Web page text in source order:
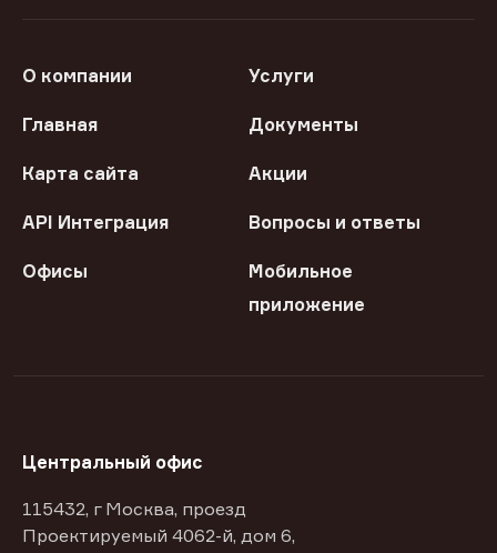
О компании Услуги
Главная Документы
Карта сайта Акции
API Интеграция Вопросы и ответы
Офисы
Мобильное
приложение
Центральный офис
115432, г Москва, проезд
Проектируемый 4062-й, дом 6,